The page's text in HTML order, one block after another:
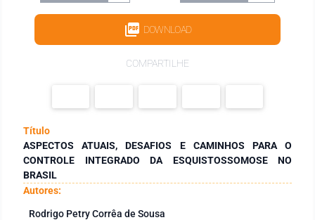
DOWNLOAD
COMPARTILHE
Título
ASPECTOS ATUAIS, DESAFIOS E CAMINHOS PARA O
CONTROLE INTEGRADO DA ESQUISTOSSOMOSE NO
BRASIL
Autores:
Rodrigo Petry Corrêa de Sousa